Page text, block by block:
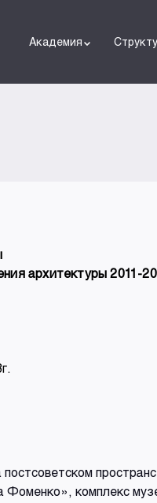
Академия
архитектуры 2011-
комплекс